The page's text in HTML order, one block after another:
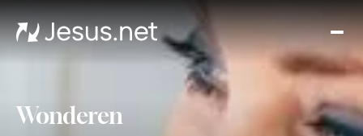
Ik
Wonderen